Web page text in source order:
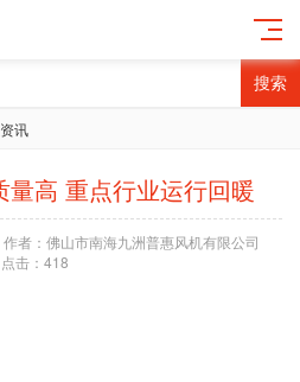
搜索
讯
高 重点行业运行回暖
作者：佛山市南海九洲普惠风机有限公司
点击： 418